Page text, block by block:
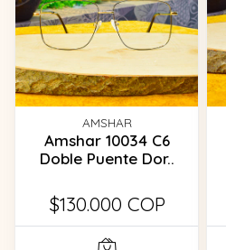
AMSHAR
Amshar 10034 C6
Doble Puente Dor..
$130.000 COP